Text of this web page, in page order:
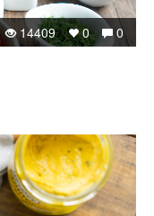
0
0
14409